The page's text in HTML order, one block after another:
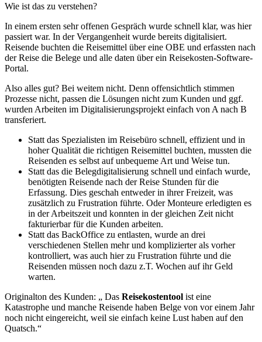
Wie ist das zu verstehen?
In einem ersten sehr offenen Gespräch wurde schnell klar, was hier
passiert war. In der Vergangenheit wurde bereits digitalisiert.
Reisende buchten die Reisemittel über eine OBE und erfassten nach
der Reise die Belege und alle daten über ein Reisekosten-Software-
Portal.
Also alles gut? Bei weitem nicht. Denn offensichtlich stimmen
Prozesse nicht, passen die Lösungen nicht zum Kunden und ggf.
wurden Arbeiten im Digitalisierungsprojekt einfach von A nach B
transferiert.
Statt das Spezialisten im Reisebüro schnell, effizient und in
hoher Qualität die richtigen Reisemittel buchten, mussten die
Reisenden es selbst auf unbequeme Art und Weise tun.
Statt das die Belegdigitalisierung schnell und einfach wurde,
benötigten Reisende nach der Reise Stunden für die
Erfassung. Dies geschah entweder in ihrer Freizeit, was
zusätzlich zu Frustration führte. Oder Monteure erledigten es
in der Arbeitszeit und konnten in der gleichen Zeit nicht
fakturierbar für die Kunden arbeiten.
Statt das BackOffice zu entlasten, wurde an drei
verschiedenen Stellen mehr und komplizierter als vorher
kontrolliert, was auch hier zu Frustration führte und die
Reisenden müssen noch dazu z.T. Wochen auf ihr Geld
warten.
Originalton des Kunden: „ Das Reisekostentool ist eine
Katastrophe und manche Reisende haben Belge von vor einem Jahr
noch nicht eingereicht, weil sie einfach keine Lust haben auf den
Quatsch.“